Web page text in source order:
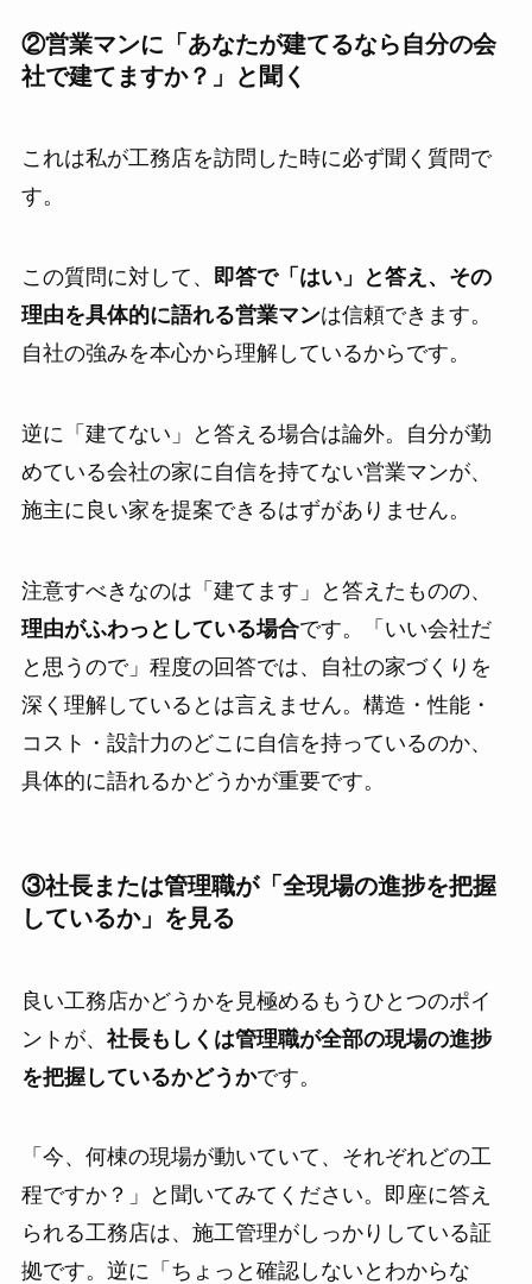
②営業マンに「あなたが建てるなら自分の会
社で建てますか？」と聞く
これは私が工務店を訪問した時に必ず聞く質問で
す。
この質問に対して、 即答で「はい」と答え、その
理由を具体的に語れる営業マンは信頼できます。
自社の強みを本心から理解しているからです。
逆に「建てない」と答える場合は論外。自分が勤
めている会社の家に自信を持てない営業マンが、
施主に良い家を提案できるはずがありません。
注意すべきなのは「建てます」と答えたものの、
理由がふわっとしている場合です。「いい会社だ
と思うので」程度の回答では、自社の家づくりを
深く理解しているとは言えません。構造・性能・
コスト・設計力のどこに自信を持っているのか、
具体的に語れるかどうかが重要です。
③社長または管理職が「全現場の進捗を把握
しているか」を見る
良い工務店かどうかを見極めるもうひとつのポイ
ントが、 社長もしくは管理職が全部の現場の進捗
を把握しているかどうかです。
「今、何棟の現場が動いていて、それぞれどの工
程ですか？」と聞いてみてください。即座に答え
られる工務店は、施工管理がしっかりしている証
拠です。逆に「ちょっと確認しないとわからな